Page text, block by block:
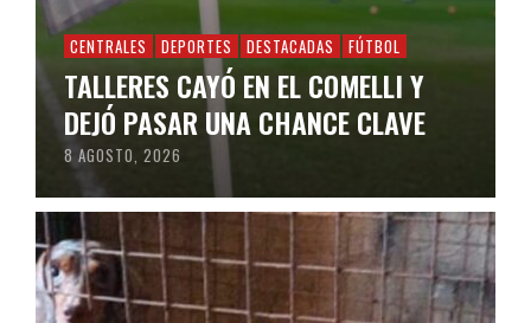
CENTRALES DEPORTES DESTACADAS FÚTBOL
TALLERES CAYÓ EN EL COMELLI Y
DEJÓ PASAR UNA CHANCE CLAVE
8 AGOSTO, 2026